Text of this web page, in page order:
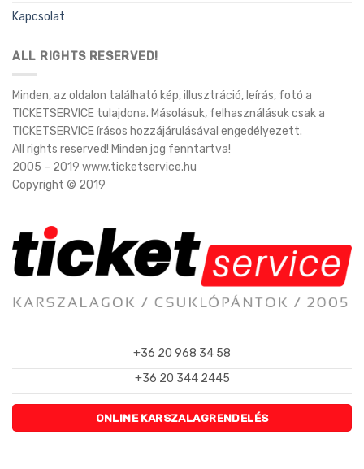
Kapcsolat
ALL RIGHTS RESERVED!
Minden, az oldalon található kép, illusztráció, leírás, fotó a
TICKETSERVICE tulajdona. Másolásuk, felhasználásuk csak a
TICKETSERVICE írásos hozzájárulásával engedélyezett.
All rights reserved! Minden jog fenntartva!
2005 – 2019 www.ticketservice.hu
Copyright © 2019
+36 20 968 34 58
+36 20 344 2445
ONLINE KARSZALAGRENDELÉS